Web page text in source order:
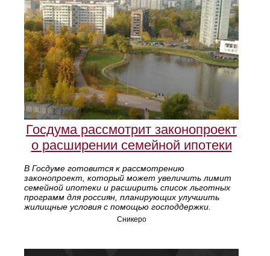
Госдума рассмотрит законопроект
о расширении семейной ипотеки
В Госдуме готовится к рассмотрению
законопроект, который может увеличить лимит
семейной ипотеки и расширить список льготных
программ для россиян, планирующих улучшить
жилищные условия с помощью господдержки.
Сникеро